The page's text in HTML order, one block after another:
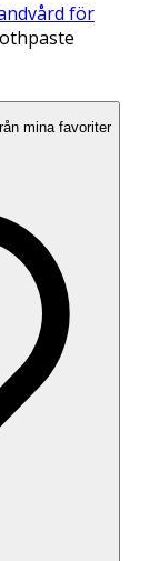
för
mina favoriter